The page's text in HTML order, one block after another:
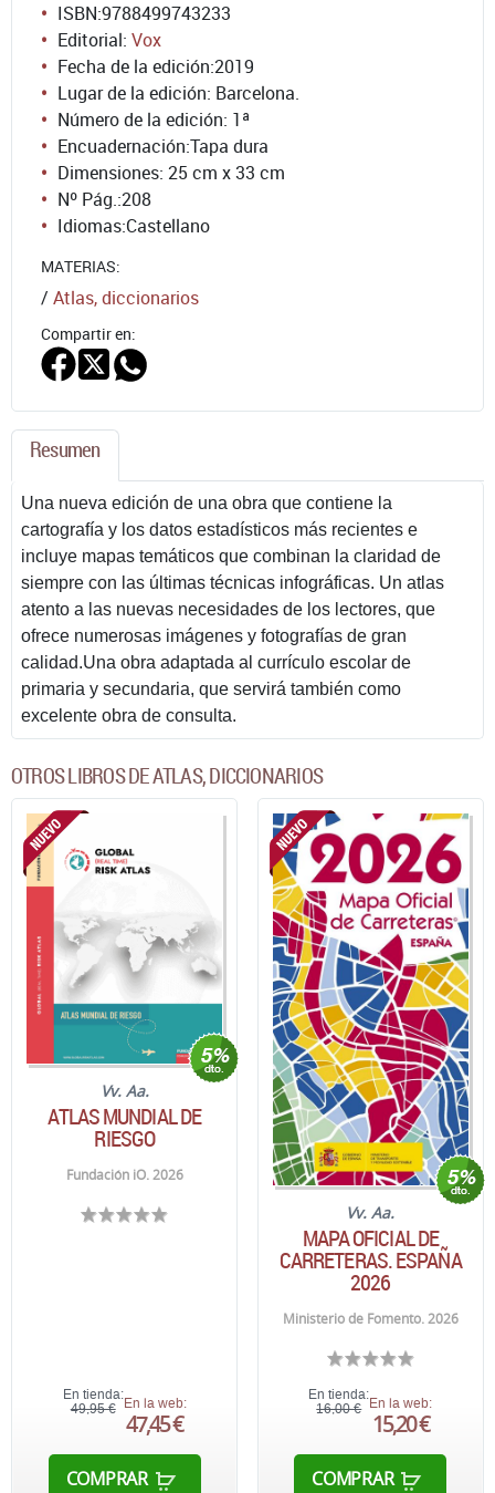
ISBN:9788499743233
Editorial: Vox
Fecha de la edición:2019
Lugar de la edición: Barcelona.
Número de la edición: 1ª
Encuadernación:Tapa dura
Dimensiones: 25 cm x 33 cm
Nº Pág.:208
Idiomas:Castellano
MATERIAS:
/ Atlas, diccionarios
Compartir en:
Resumen
Una nueva edición de una obra que contiene la
cartografía y los datos estadísticos más recientes e
incluye mapas temáticos que combinan la claridad de
siempre con las últimas técnicas infográficas. Un atlas
atento a las nuevas necesidades de los lectores, que
ofrece numerosas imágenes y fotografías de gran
calidad.Una obra adaptada al currículo escolar de
primaria y secundaria, que servirá también como
excelente obra de consulta.
OTROS LIBROS DE ATLAS, DICCIONARIOS
Vv. Aa.
ATLAS MUNDIAL DE
RIESGO
Fundación iO. 2026
En tienda:
49,95 € En la web:
47,45 €
COMPRAR
Vv. Aa.
MAPA OFICIAL DE
CARRETERAS. ESPAÑA
2026
Ministerio de Fomento. 2026
En tienda:
16,00 € En la web:
15,20 €
COMPRAR